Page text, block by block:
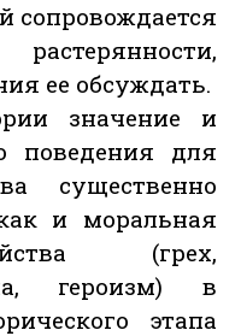
сопровождается
ее обсуждать.
значение и
поведения для
существенно
и моральная
(грех,
героизм) в
этапа